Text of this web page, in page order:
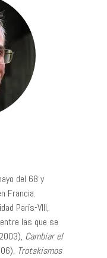
del 68 y
Francia.
París-VIII,
las que se
Cambiar el
Trotskismos